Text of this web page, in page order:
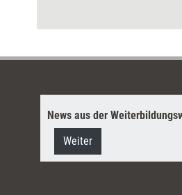
News aus der
Weiter